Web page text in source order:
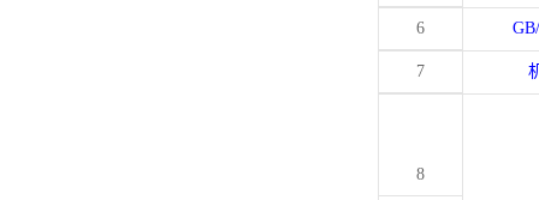
6
7
8